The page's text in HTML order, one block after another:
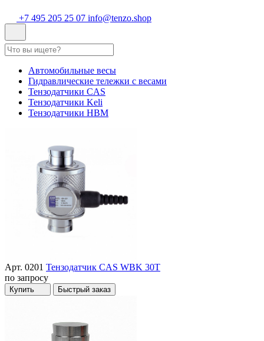
+7 495 205 25 07 info@tenzo.shop
Автомобильные весы
Гидравлические тележки с весами
Тензодатчики CAS
Тензодатчики Keli
Тензодатчики HBM
Арт. 0201 Тензодатчик CAS WBK 30T
по запросу
Купить Быстрый заказ